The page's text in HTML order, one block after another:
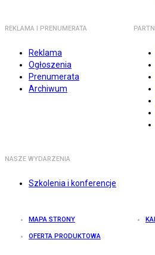
REKLAMA I PRENUMERATA
Reklama
Ogłoszenia
Prenumerata
Archiwum
NASZE WYDARZENIA
Szkolenia i konferencje
MAPA STRONY
OFERTA PRODUKTOWA